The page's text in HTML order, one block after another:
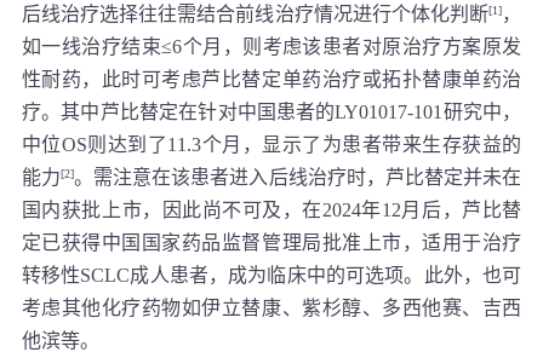
后线治疗选择往往需结合前线治疗情况进行个体化判断[1] ，
如一线治疗结束≤6个月，则考虑该患者对原治疗方案原发
性耐药，此时可考虑芦比替定单药治疗或拓扑替康单药治
疗。其中芦比替定在针对中国患者的LY01017-101研究中，
中位OS则达到了11.3个月，显示了为患者带来生存获益的
能力[2]。需注意在该患者进入后线治疗时，芦比替定并未在
国内获批上市，因此尚不可及，在2024年12月后，芦比替
定已获得中国国家药品监督管理局批准上市，适用于治疗
转移性SCLC成人患者，成为临床中的可选项。此外，也可
考虑其他化疗药物如伊立替康、紫杉醇、多西他赛、吉西
他滨等。